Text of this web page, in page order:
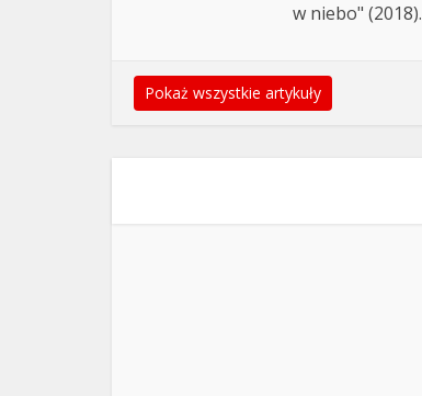
w niebo" (2018).
Pokaż wszystkie artykuły